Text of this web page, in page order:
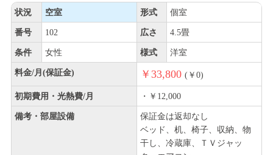
状況 空室 形式 個室
番号 102 広さ 4.5畳
条件 女性 様式 洋室
料金/月(保証金) ￥33,800 (￥0)
初期費用・光熱費/月 ・￥12,000
備考・部屋設備
保証金は返却なし
ベッド、机、椅子、収納、物
干し、冷蔵庫、ＴＶジャッ